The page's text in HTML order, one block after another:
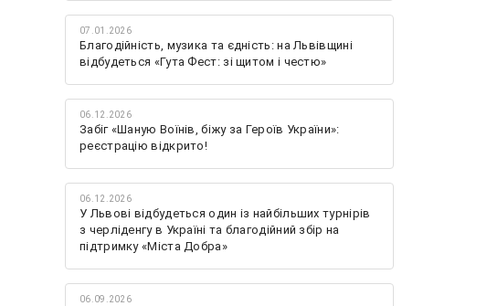
07.01.2026
Благодійність, музика та єдність: на Львівщині
відбудеться «Гута Фест: зі щитом і честю»
06.12.2026
Забіг «Шаную Воїнів, біжу за Героїв України»:
реєстрацію відкрито!
06.12.2026
У Львові відбудеться один із найбільших турнірів
з черліденгу в Україні та благодійний збір на
підтримку «Міста Добра»
06.09.2026